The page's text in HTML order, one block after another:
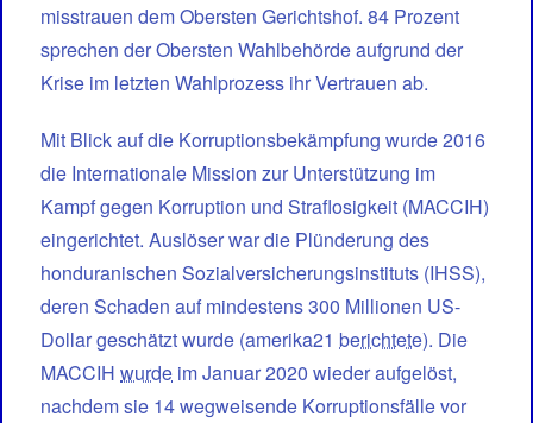
misstrauen dem Obersten Gerichtshof. 84 Prozent
sprechen der Obersten Wahlbehörde aufgrund der
Krise im letzten Wahlprozess ihr Vertrauen ab.
Mit Blick auf die Korruptionsbekämpfung wurde 2016
die Internationale Mission zur Unterstützung im
Kampf gegen Korruption und Straflosigkeit (MACCIH)
eingerichtet. Auslöser war die Plünderung des
honduranischen Sozialversicherungsinstituts (IHSS),
deren Schaden auf mindestens 300 Millionen US-
Dollar geschätzt wurde (amerika21 berichtete). Die
MACCIH wurde im Januar 2020 wieder aufgelöst,
nachdem sie 14 wegweisende Korruptionsfälle vor